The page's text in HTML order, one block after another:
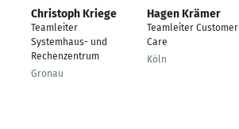
Christoph Kriege
Teamleiter
Systemhaus- und
Rechenzentrum
Gronau
Hagen Krämer
Teamleiter Customer
Care
Köln